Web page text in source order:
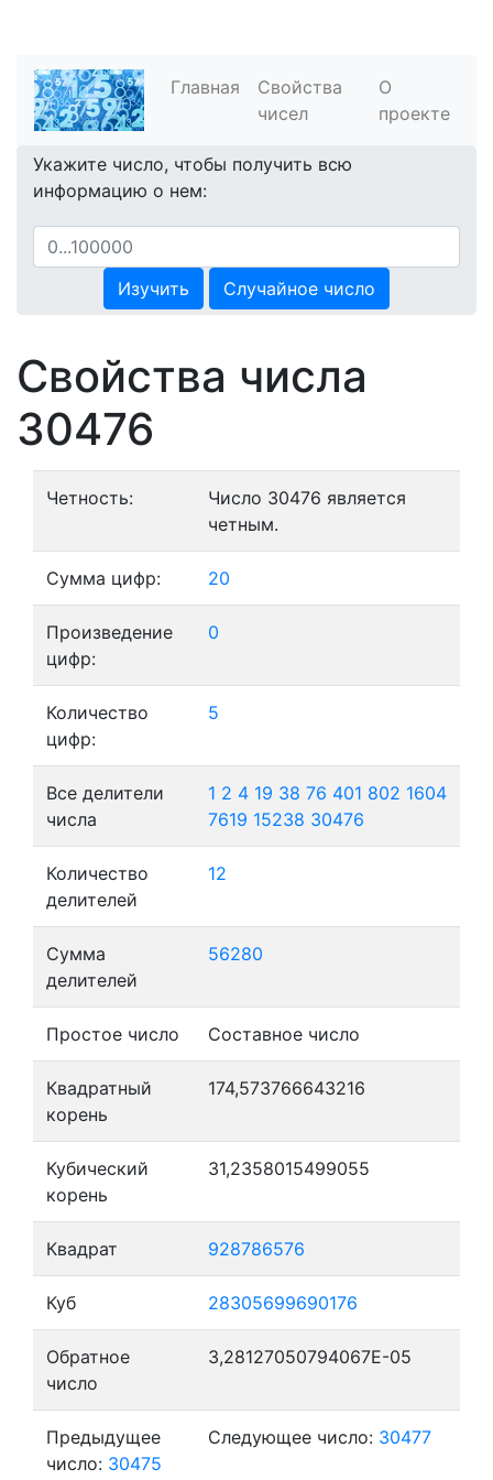
Главная
Свойства
чисел
О
проекте
Укажите число, чтобы получить всю
информацию о нем:
Изучить Случайное число
Свойства числа
30476
Четность:
Число 30476 является
четным.
Сумма цифр: 20
Произведение
цифр:
0
Количество
цифр:
5
Все делители
числа
1 2 4 19 38 76 401 802 1604
7619 15238 30476
Количество
делителей
12
Сумма
делителей
56280
Простое число Составное число
Квадратный
корень
174,573766643216
Кубический
корень
31,2358015499055
Квадрат 928786576
Куб 28305699690176
Обратное
число
3,28127050794067E-05
Предыдущее
число: 30475
Следующее число: 30477